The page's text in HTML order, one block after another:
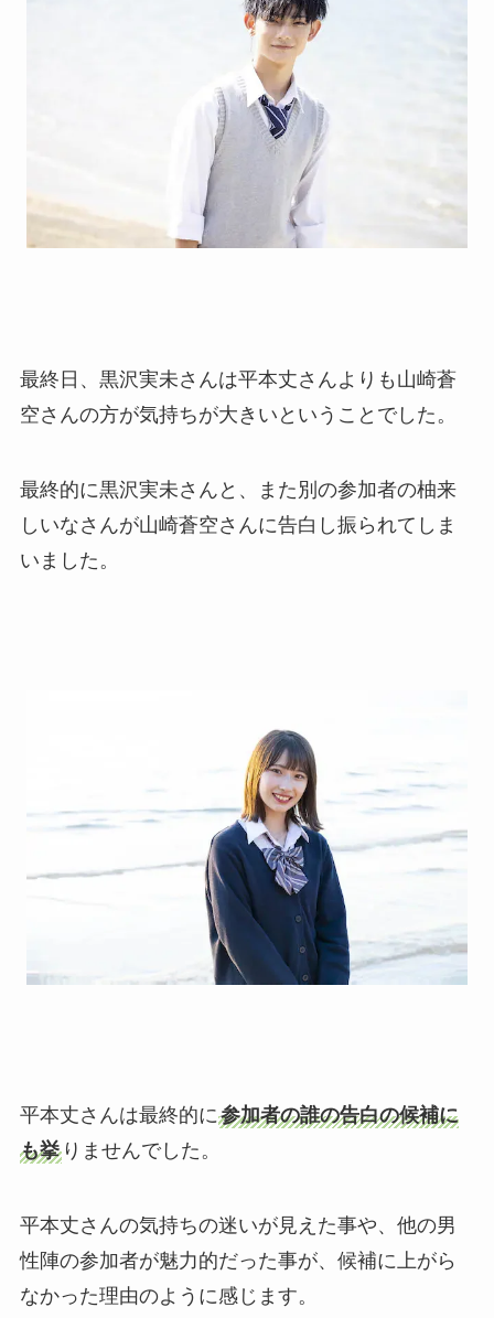
最終日、黒沢実未さんは平本丈さんよりも山崎蒼
空さんの方が気持ちが大きいということでした。
最終的に黒沢実未さんと、また別の参加者の柚来
しいなさんが山崎蒼空さんに告白し振られてしま
いました。
平本丈さんは最終的に参加者の誰の告白の候補に
も挙りませんでした。
平本丈さんの気持ちの迷いが見えた事や、他の男
性陣の参加者が魅力的だった事が、候補に上がら
なかった理由のように感じます。